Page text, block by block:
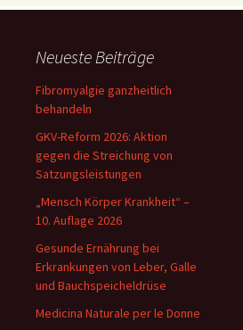
Neueste Beiträge
Fibromyalgie ganzheitlich
behandeln
GKV-Reform 2026: Aktion
gegen die Streichung von
Satzungsleistungen
„Mensch Körper Krankheit“ –
10. Auflage 2026
Gesunde Ernährung bei
Erkrankungen von Leber, Galle
und Bauchspeicheldrüse
Medicina Naturale per le Donne